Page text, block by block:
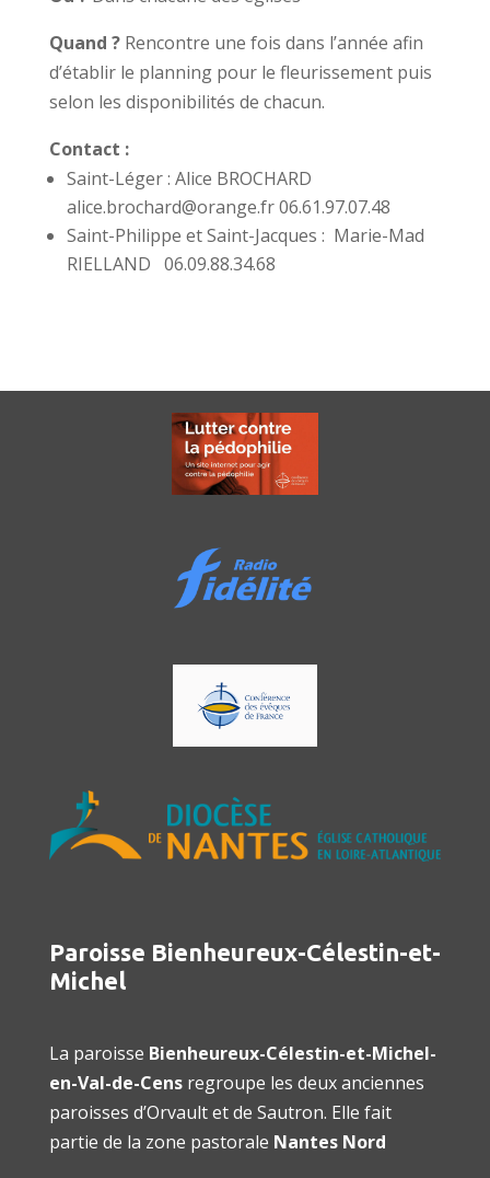
Quand ?Rencontre une fois dans l’année afin
d’établir le planning pour le fleurissement puis
selon les disponibilités de chacun.
Contact :
Saint-Léger : Alice BROCHARD
alice.brochard@orange.fr 06.61.97.07.48
Saint-Philippe et Saint-Jacques : Marie-Mad
RIELLAND 06.09.88.34.68
Paroisse Bienheureux-Célestin-et-
Michel
La paroisse Bienheureux-Célestin-et-Michel-
en-Val-de-Censregroupe les deux anciennes
paroisses d’Orvault et de Sautron. Elle fait
partie de la zone pastorale Nantes Nord